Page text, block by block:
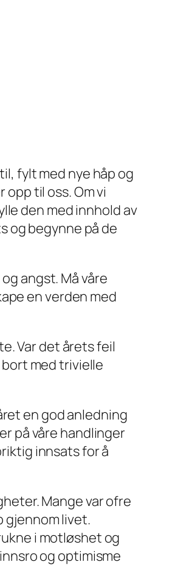
fylt med nye håp og
til oss. Om vi
den med innhold av
og begynne på de
angst. Må våre
en verden med
Var det årets feil
med trivielle
en god anledning
på våre handlinger
innsats for å
Mange var ofre
gjennom livet.
i motløshet og
og optimisme